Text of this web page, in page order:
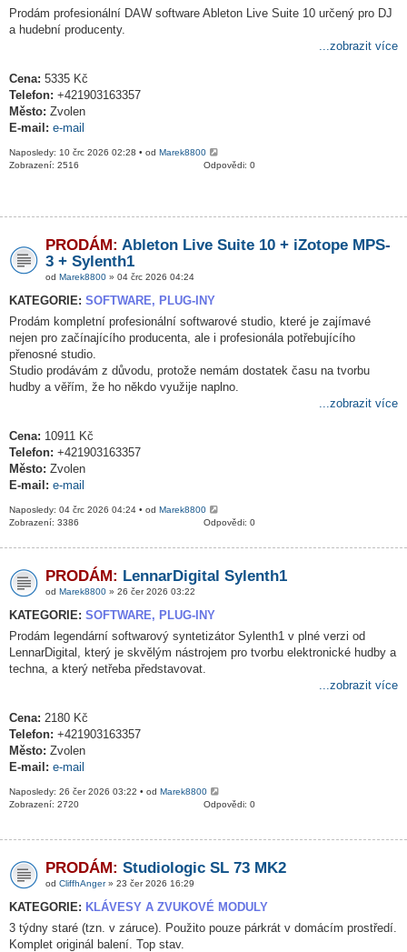
Prodám profesionální DAW software Ableton Live Suite 10 určený pro DJ
a hudební producenty.
...zobrazit více
Cena: 5335 Kč
Telefon: +421903163357
Město: Zvolen
E-mail: e-mail
Naposledy: 10 črc 2026 02:28 • od Marek8800
Odpovědi: 0
Zobrazení: 2516
PRODÁM: Ableton Live Suite 10 + iZotope MPS-
3 + Sylenth1
od Marek8800 » 04 črc 2026 04:24
KATEGORIE: SOFTWARE, PLUG-INY
Prodám kompletní profesionální softwarové studio, které je zajímavé
nejen pro začínajícího producenta, ale i profesionála potřebujícího
přenosné studio.
Studio prodávám z důvodu, protože nemám dostatek času na tvorbu
hudby a věřím, že ho někdo využije naplno.
...zobrazit více
Cena: 10911 Kč
Telefon: +421903163357
Město: Zvolen
E-mail: e-mail
Naposledy: 04 črc 2026 04:24 • od Marek8800
Odpovědi: 0
Zobrazení: 3386
PRODÁM: LennarDigital Sylenth1
od Marek8800 » 26 čer 2026 03:22
KATEGORIE: SOFTWARE, PLUG-INY
Prodám legendární softwarový syntetizátor Sylenth1 v plné verzi od
LennarDigital, který je skvělým nástrojem pro tvorbu elektronické hudby a
techna, a který netřeba představovat.
...zobrazit více
Cena: 2180 Kč
Telefon: +421903163357
Město: Zvolen
E-mail: e-mail
Naposledy: 26 čer 2026 03:22 • od Marek8800
Odpovědi: 0
Zobrazení: 2720
PRODÁM: Studiologic SL 73 MK2
od CliffhAnger» 23 čer 2026 16:29
KATEGORIE: KLÁVESY A ZVUKOVÉ MODULY
3 týdny staré (tzn. v záruce). Použito pouze párkrát v domácím prostředí.
Komplet originál balení. Top stav.